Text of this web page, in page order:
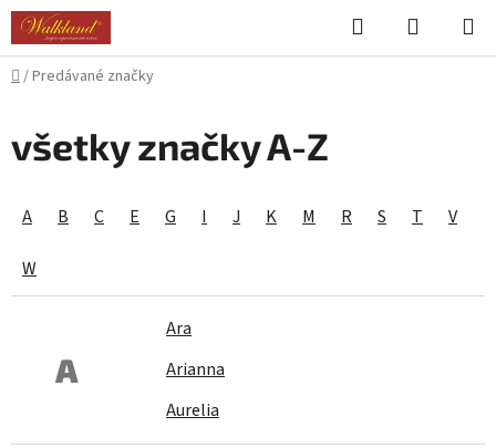
Prejsť
obsah
Hľadať
KOŠÍK
Domov
/Predávané značky
všetky značky A-Z
A B C E G I J K M R S T V
W
A
Ara
Arianna
Aurelia